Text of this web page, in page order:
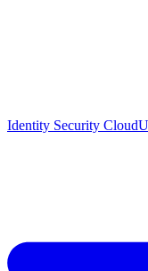
Identity Security Cloud